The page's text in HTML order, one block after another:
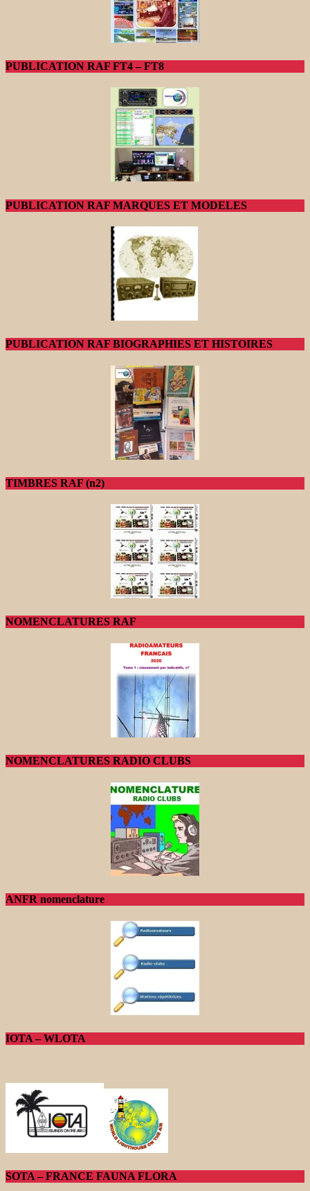
PUBLICATION RAF FT4 – FT8
PUBLICATION RAF MARQUES ET MODELES
PUBLICATION RAF BIOGRAPHIES ET HISTOIRES
TIMBRES RAF (n2)
NOMENCLATURES RAF
NOMENCLATURES RADIO CLUBS
ANFR nomenclature
IOTA – WLOTA
SOTA – FRANCE FAUNA FLORA